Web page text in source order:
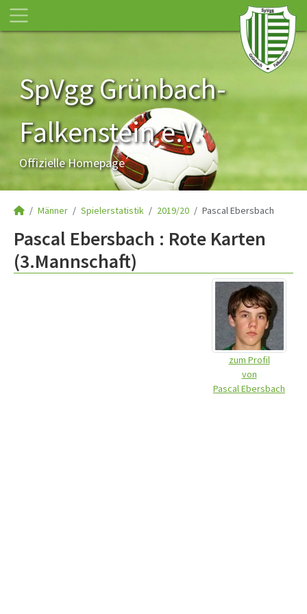
SpVgg Grünbach-
Falkenstein e.V.
Offizielle Homepage
Männer Spielerstatistik 2019/20 Pascal Ebersbach
Pascal Ebersbach : Rote Karten
(3.Mannschaft)
zum Profil
von
Pascal Ebersbach